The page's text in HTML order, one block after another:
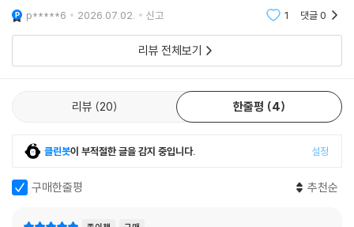
3. [핵심 활동&도구 알아보기] 복잡한 로직을 구조화해주는 나만의 AI 파
4. 더 알아보기 : 비주얼 AI의 두 강자, Napkin AI와 제미나이 완벽 가이드
2-1. 클래시파이 - 우리 반의 마음을 데이터로 이해하고 관리해요!
1. 둘러보기
2. [핵심 활동&도구 알아보기] 학생 특성 기반 자리 배치하기
3. [같은 도구, 다른 활용] 클래시파이로 완성하는 맞춤형 학급 관리
2-2. AI 마음일기 - 46가지 감정 데이터로 학생들의 마음을 이해해요!
1. 둘러보기
부나 상담 기록 작성에도 아이디어를 얻었다. AI가 낯선 교사도 부담 없이
따라 할 수 있어 학교 현장에 바로 써먹기 좋은 실전서였다.
p*****6 2026.07.02. 신고 1 댓글0
리뷰 전체보기
한줄평 4